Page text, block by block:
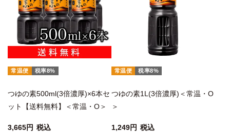
常温便 税率8%
つゆの素500ml(3倍濃厚)×6本セ
ット【送料無料】＜常温・O＞
3,665 税込
常温便 税率8%
つゆの素1L(3倍濃厚)＜常温・O
＞
1,249 税込